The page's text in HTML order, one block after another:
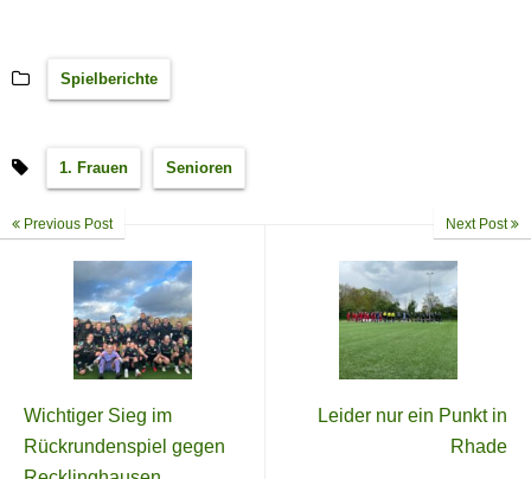
Spielberichte
1. Frauen Senioren
Previous Post
Wichtiger Sieg im
Rückrundenspiel gegen
Next Post
Leider nur ein Punkt in
Rhade